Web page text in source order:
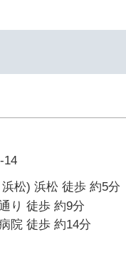
14
松) 浜松 徒歩 約5分
り 徒歩 約9分
院 徒歩 約14分